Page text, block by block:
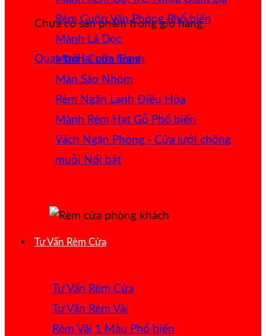
Chưa có sản phẩm trong giỏ hàng.
Quay trở lại cửa hàng
Rèm Cuốn Văn Phòng
Mành Lá Dọc
Mành Cuốn Tranh
Màn Sáo Nhôm
Rèm Ngăn Lạnh Điều Hòa
Mành Rèm Hạt Gỗ
Vách Ngăn Phòng - Cửa lưới chống
muỗi
Tư Vấn Rèm Cửa
Tư Vấn Rèm Cửa
Tư Vấn Rèm Vải
Rèm Vải 1 Màu